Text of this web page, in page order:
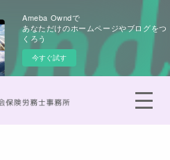
Ameba Owndで
あなただけのホームページやブログをつ
くろう
今すぐ試す